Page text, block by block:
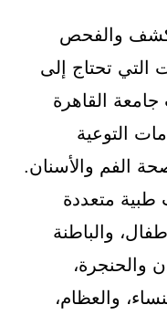
والفحص
التي تحتاج إلى
القاهرة
التوعية
الفم والأسنان.
متعددة
والباطنة
والحنجرة،
والعظام،